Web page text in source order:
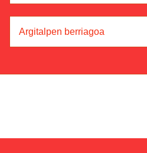
Argitalpen berriagoa